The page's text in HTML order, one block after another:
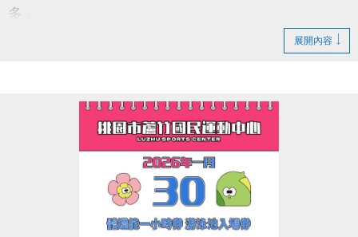
多，
還有部分課程即將開課，只差幾位小小探險家就能啟
留下最歡樂、最難忘的冬日回憶吧～
【加碼優惠】
凡報名球類營隊任兩梯享9折優惠，三梯享88折優惠!!
【報名資訊】開課前皆可報名，把握最後機會！
展開內容